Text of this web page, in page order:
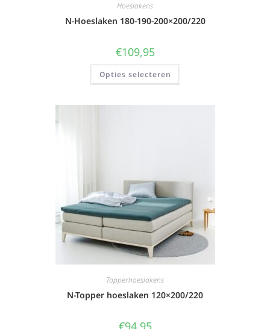
Hoeslakens
N-Hoeslaken 180-190-200×200/220
€109,95
Opties selecteren
Topperhoeslakens
N-Topper hoeslaken 120×200/220
€94,95